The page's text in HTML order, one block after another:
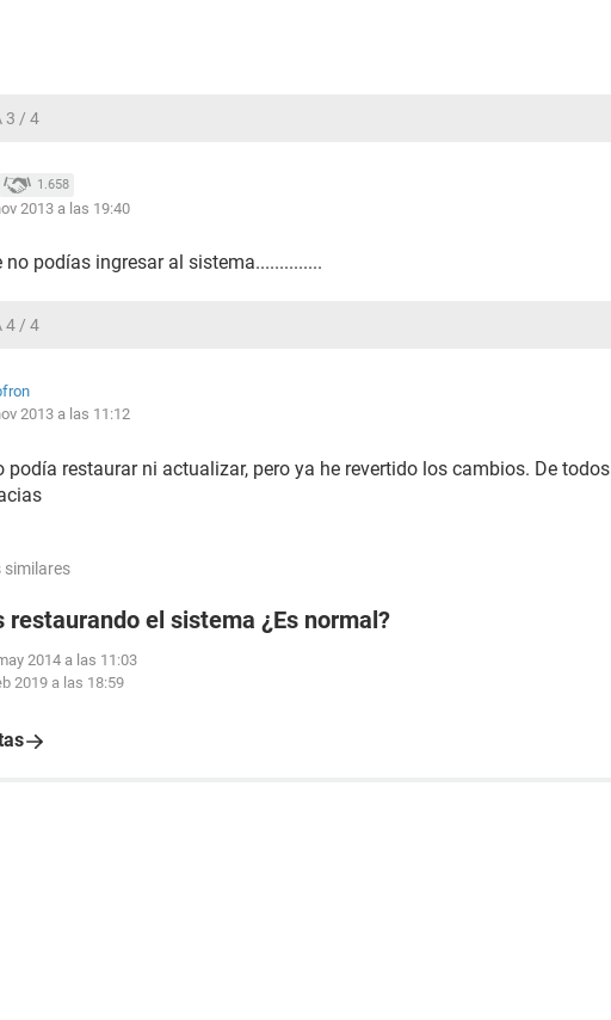
3 / 4
1.658
2013 a las 19:40
no podías ingresar al sistema..............
4 / 4
2013 a las 11:12
podía restaurar ni actualizar, pero ya he revertido los cambios. De todos
similares
restaurando el sistema ¿Es normal?
2014 a las 11:03
2019 a las 18:59